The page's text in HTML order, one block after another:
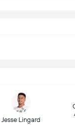
Jesse Lingard